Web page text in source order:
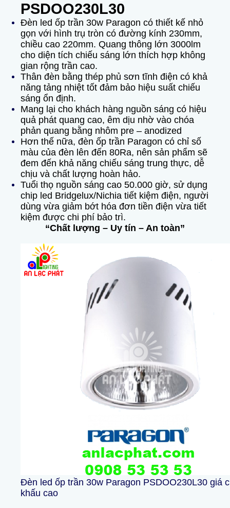
PSDOO230L30
Đèn led ốp trần 30w Paragon có thiết kế nhỏ
gọn với hình trụ tròn có đường kính 230mm,
chiều cao 220mm. Quang thông lớn 3000lm
cho diện tích chiếu sáng lớn thích hợp không
gian rộng trần cao.
Thân đèn bằng thép phủ sơn tĩnh điện có khả
năng tảng nhiệt tốt đảm bảo hiệu suất chiếu
sáng ổn định.
Mang lại cho khách hàng nguồn sáng có hiệu
quả phát quang cao, êm dịu nhờ vào chóa
phản quang bằng nhôm pre – anodized
Hơn thế nữa, đèn ốp trần Paragon có chỉ số
màu của đèn lên đến 80Ra, nên sản phẩm sẽ
đem đến khả năng chiếu sáng trung thực, dễ
chịu và chất lượng hoàn hảo.
Tuổi thọ nguồn sáng cao 50.000 giờ, sử dụng
chip led Bridgelux/Nichia tiết kiệm điện, người
dùng vừa giảm bớt hóa đơn tiền điện vừa tiết
kiệm được chi phí bảo trì.
“Chất lượng – Uy tín – An toàn”
Đèn led ốp trần 30w Paragon PSDOO230L30 giá
khấu cao